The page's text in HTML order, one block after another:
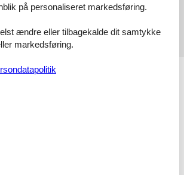
Preise sind normal. Wir kommen gerne
Faciliteter
på personaliseret markedsføring.
ændre eller tilbagekalde dit samtykke
markedsføring.